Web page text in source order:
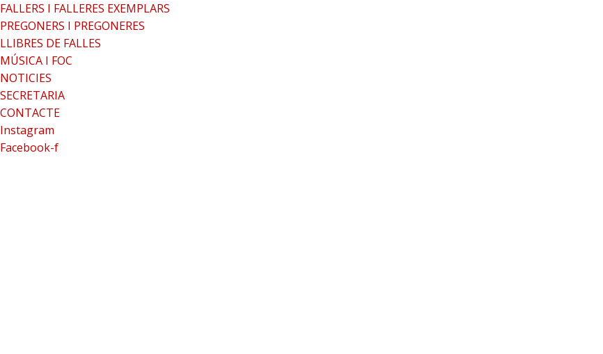
FALLERS I FALLERES EXEMPLARS
PREGONERS I PREGONERES
LLIBRES DE FALLES
MÚSICA I FOC
NOTICIES
SECRETARIA
CONTACTE
Instagram
Facebook-f